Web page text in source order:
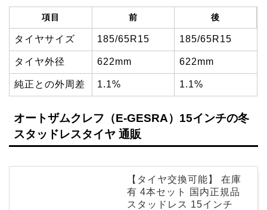
項目 前 後
タイヤサイズ 185/65R15 185/65R15
タイヤ外径 622mm 622mm
純正との外周差 1.1% 1.1%
オートザムクレフ（E-GESRA）15インチの冬
スタッドレスタイヤ 通販
【タイヤ交換可能】 在庫
有 4本セット 国内正規品
スタッドレス 15インチ